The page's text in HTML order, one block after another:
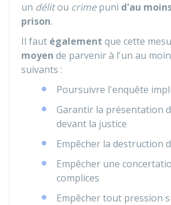
un délitou crimepuni d'au
prison.
Il faut également que cette
moyen de parvenir à l'un au
suivants :
Poursuivre l'enquête
Garantir la présentation
devant la justice
Empêcher la destruction
Empêcher une
complices
Empêcher tout pression